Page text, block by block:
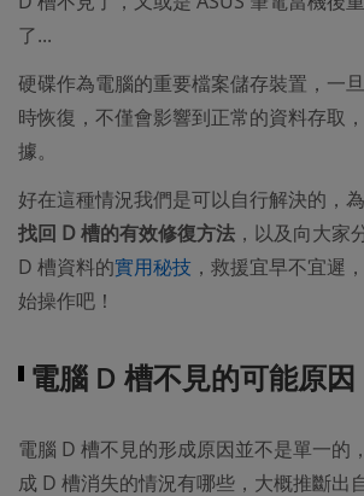
了...
硬碟作為電腦的重要檔案儲存裝置，一
時恢復，不僅會影響到正常的資料存取
據。
好在這種情況我們是可以自行解決的，
找回 D 槽的有效修復方法 ，以及向大家
D 槽資料的實用秘技 ，救援宜早不宜遲
始操作吧！
電腦 D 槽不見的可能原因
電腦 D 槽不見的形成原因並不是單一的
成 D 槽消失的情況有哪些，大概推斷出